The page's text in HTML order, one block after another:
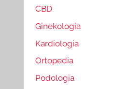
CBD
Ginekologia
Kardiologia
Ortopedia
Podologia